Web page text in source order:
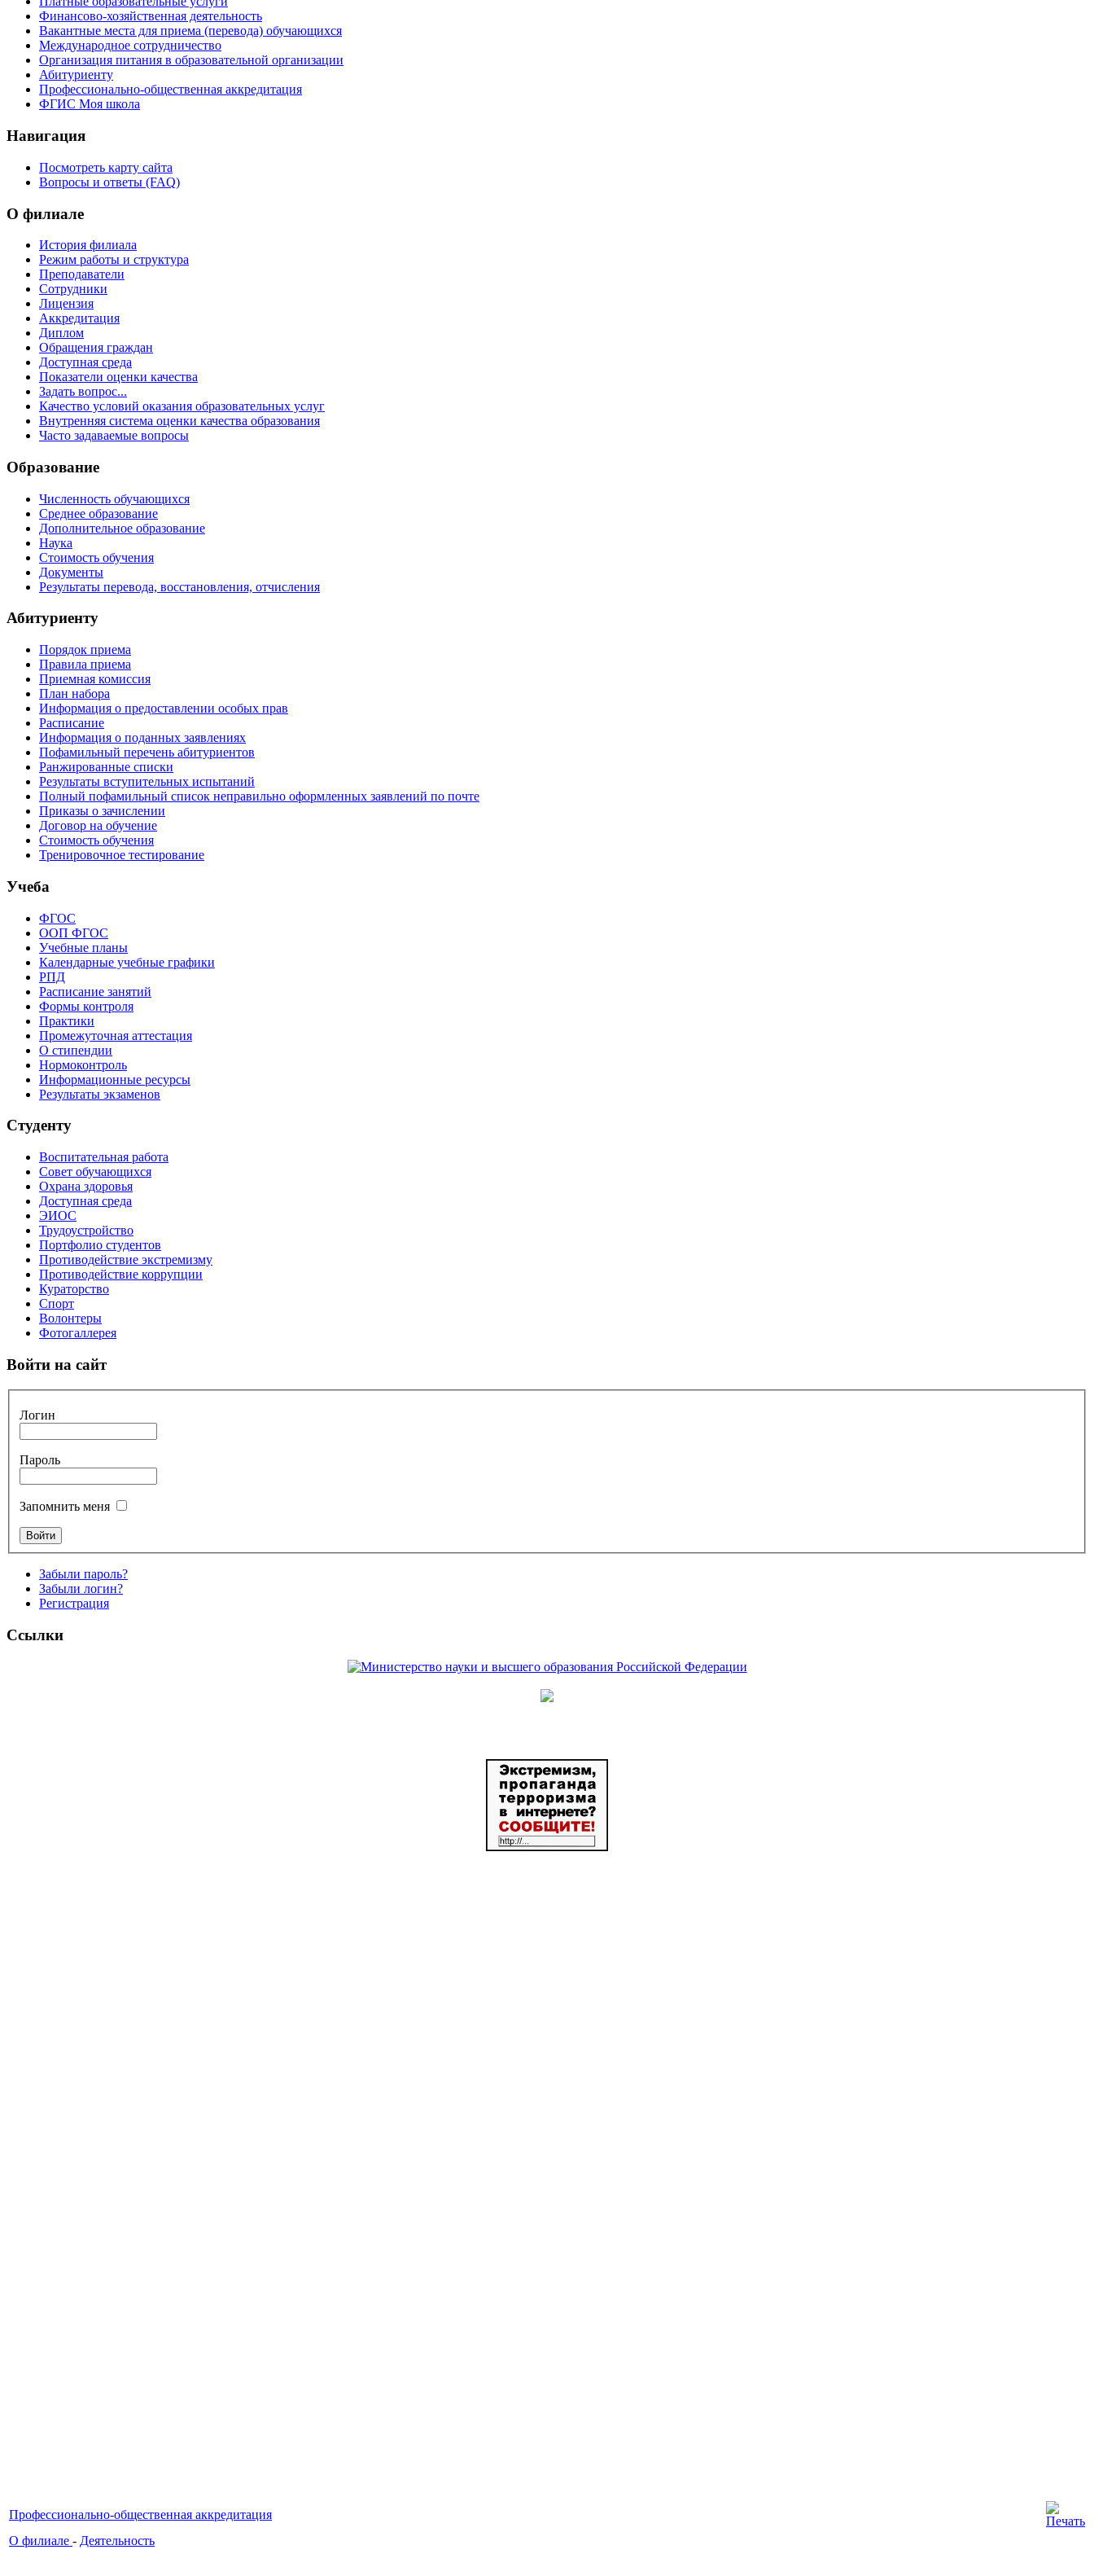
Финансово-хозяйственная деятельность
Вакантные места для приема (перевода) обучающихся
Международное сотрудничество
Организация питания в образовательной организации
Абитуриенту
Профессионально-общественная аккредитация
ФГИС Моя школа
Навигация
Посмотреть карту сайта
Вопросы и ответы (FAQ)
О филиале
История филиала
Режим работы и структура
Преподаватели
Сотрудники
Лицензия
Аккредитация
Диплом
Обращения граждан
Доступная среда
Показатели оценки качества
Задать вопрос...
Качество условий оказания образовательных услуг
Внутренняя система оценки качества образования
Часто задаваемые вопросы
Образование
Численность обучающихся
Среднее образование
Дополнительное образование
Наука
Стоимость обучения
Документы
Результаты перевода, восстановления, отчисления
Абитуриенту
Порядок приема
Правила приема
Приемная комиссия
План набора
Информация о предоставлении особых прав
Расписание
Информация о поданных заявлениях
Пофамильный перечень абитуриентов
Ранжированные списки
Результаты вступительных испытаний
Полный пофамильный список неправильно оформленных заявлений по почте
Приказы о зачислении
Договор на обучение
Стоимость обучения
Тренировочное тестирование
Учеба
ФГОС
ООП ФГОС
Учебные планы
Календарные учебные графики
РПД
Расписание занятий
Формы контроля
Практики
Промежуточная аттестация
О стипендии
Нормоконтроль
Информационные ресурсы
Результаты экзаменов
Студенту
Воспитательная работа
Совет обучающихся
Охрана здоровья
Доступная среда
ЭИОС
Трудоустройство
Портфолио студентов
Противодействие экстремизму
Противодействие коррупции
Кураторство
Спорт
Волонтеры
Фотогаллерея
Войти на сайт
Логин
Пароль
Запомнить меня
Забыли пароль?
Забыли логин?
Регистрация
Ссылки
Профессионально-общественная аккредитация
О филиале - Деятельность